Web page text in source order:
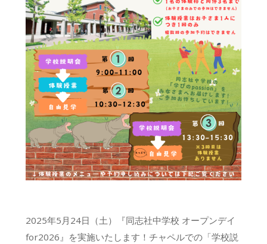
2025年5月24日（土）『同志社中学校 オープンデイ
for2026』を実施いたします！チャペルでの「学校説